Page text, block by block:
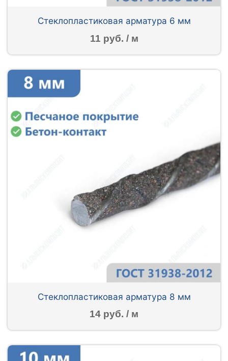
Стеклопластиковая арматура 6 мм
11 руб. / м
Стеклопластиковая арматура 8 мм
14 руб. / м